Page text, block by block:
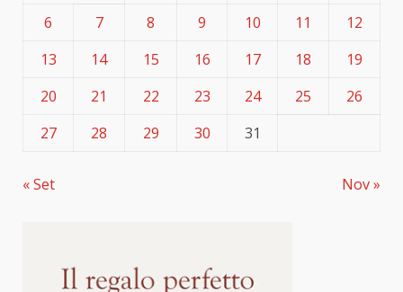
6
7 8 9 10 11
12
13
14 15 16 17 18
19
20
21 22 23 24 25
26
27
28 29 30 31
« Set Nov »